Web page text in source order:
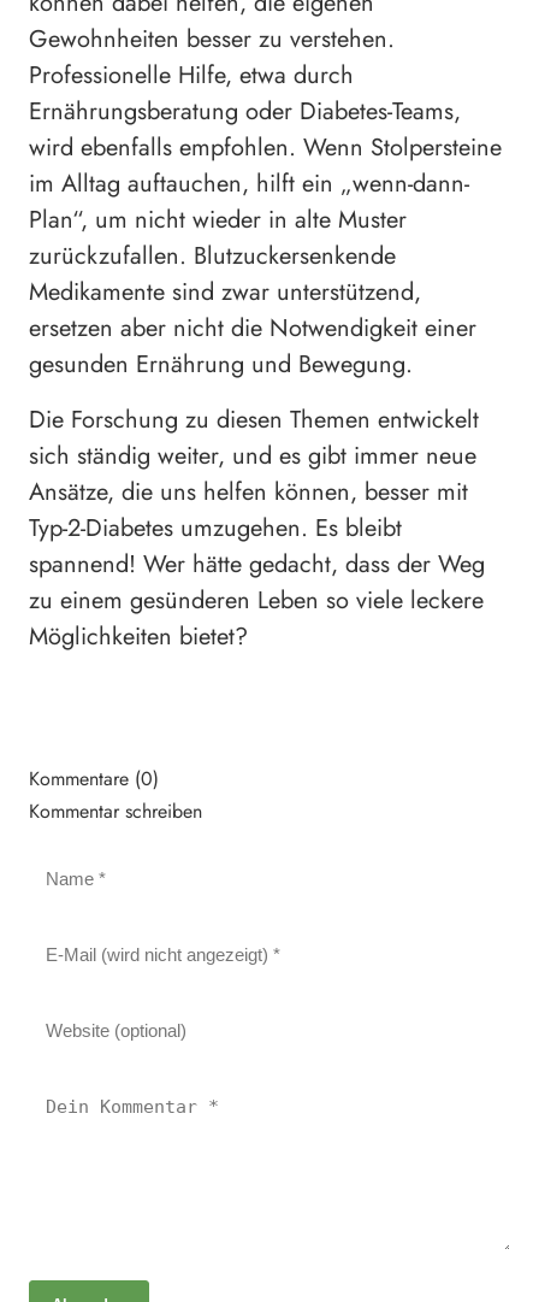
Gewohnheiten besser zu verstehen.
Professionelle Hilfe, etwa durch
Ernährungsberatung oder Diabetes-Teams,
wird ebenfalls empfohlen. Wenn Stolpersteine
im Alltag auftauchen, hilft ein „wenn-dann-
Plan“, um nicht wieder in alte Muster
zurückzufallen. Blutzuckersenkende
Medikamente sind zwar unterstützend,
ersetzen aber nicht die Notwendigkeit einer
gesunden Ernährung und Bewegung.
Die Forschung zu diesen Themen entwickelt
sich ständig weiter, und es gibt immer neue
Ansätze, die uns helfen können, besser mit
Typ-2-Diabetes umzugehen. Es bleibt
spannend! Wer hätte gedacht, dass der Weg
zu einem gesünderen Leben so viele leckere
Möglichkeiten bietet?
Kommentare (0)
Kommentar schreiben